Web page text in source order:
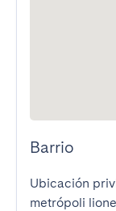
Barrio
Ubicación
metrópoli